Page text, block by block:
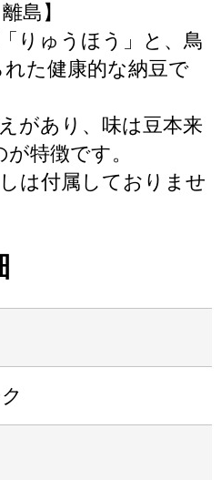
島】
りゅうほう」と、鳥
た健康的な納豆で
があり、味は豆本来
特徴です。
は付属しておりませ